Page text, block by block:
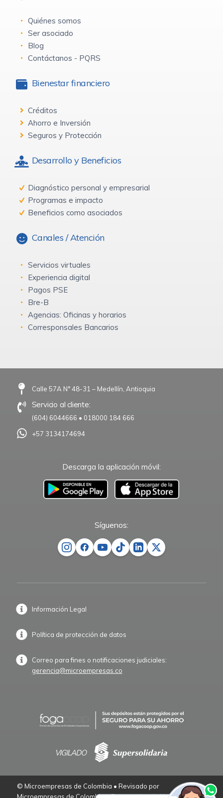
Quiénes somos
Ser asociado
Blog
Contáctanos - PQRS
Bienestar financiero
Créditos
Ahorro e Inversión
Seguros y Protección
Desarrollo y Beneficios
Diagnóstico personal y empresarial
Programas e impacto
Beneficios como asociados
Canales / Atención
Servicios virtuales
Experiencia digital
Pagos PSE
Bre-B
Agencias: Oficinas y horarios
Corresponsales Bancarios
Calle 57A N° 48-31 – Medellín, Antioquia
Servicio al cliente:
(604) 6044666 • 018000 184 666
+57 3134174694
Descarga la aplicación móvil:
–
Síguenos:
Información Legal
Política de protección de datos
Correo para fines o notificaciones judiciales:
gerencia@microempresas.co
© Microempresas de Colombia • Revisado por